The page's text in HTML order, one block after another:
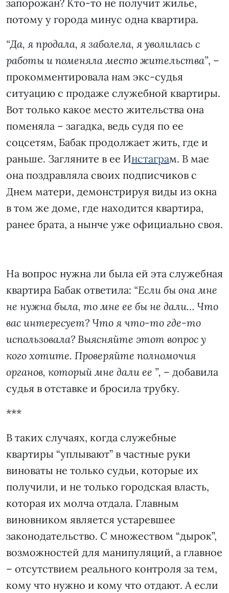
запорожан? Кто-то не получит жилье,
потому у города минус одна квартира.
“Да, я продала, я заболела, я уволилась с
работы и поменяла место жительства”, –
прокомментировала нам экс-судья
ситуацию с продаже служебной квартиры.
Вот только какое место жительства она
поменяла – загадка, ведь судя по ее
соцсетям, Бабак продолжает жить, где и
раньше. Загляните в ее Инстаграм. В мае
она поздравляла своих подписчиков с
Днем матери, демонстрируя виды из окна
в том же доме, где находится квартира,
ранее брата, а нынче уже официально своя.
На вопрос нужна ли была ей эта служебная
квартира Бабак ответила: “Если бы она мне
не нужна была, то мне ее бы не дали… Что
вас интересует? Что я что-то где-то
использовала? Выясняйте этот вопрос у
кого хотите. Проверяйте полномочия
органов, который мне дали ее ”, – добавила
судья в отставке и бросила трубку.
***
В таких случаях, когда служебные
квартиры “уплывают” в частные руки
виноваты не только судьи, которые их
получили, и не только городская власть,
которая их молча отдала. Главным
виновником является устаревшее
законодательство. С множеством “дырок”,
возможностей для манипуляций, а главное
– отсутствием реального контроля за тем,
кому что нужно и кому что отдают. А если